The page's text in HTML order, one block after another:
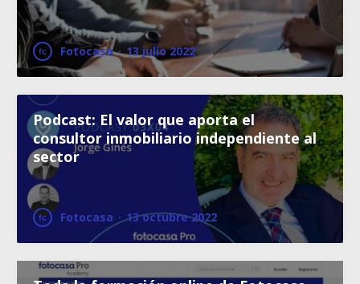
Fotocasa · 13 julio 2022
Podcast: El valor que aporta el
consultor inmobiliario independiente al
sector
Fotocasa · 13 octubre 2022